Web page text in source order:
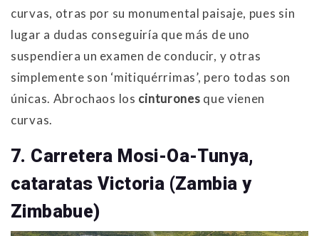
curvas, otras por su monumental paisaje, pues sin
lugar a dudas conseguiría que más de uno
suspendiera un examen de conducir, y otras
simplemente son ‘mitiquérrimas’, pero todas son
únicas. Abrochaos los cinturones que vienen
curvas.
7. Carretera Mosi-Oa-Tunya,
cataratas Victoria (Zambia y
Zimbabue)